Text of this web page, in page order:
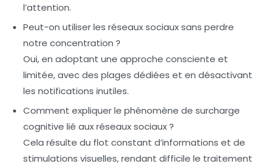
l’attention.
Peut-on utiliser les réseaux sociaux sans perdre
notre concentration ?
Oui, en adoptant une approche consciente et
limitée, avec des plages dédiées et en désactivant
les notifications inutiles.
Comment expliquer le phénomène de surcharge
cognitive lié aux réseaux sociaux ?
Cela résulte du flot constant d’informations et de
stimulations visuelles, rendant difficile le traitement